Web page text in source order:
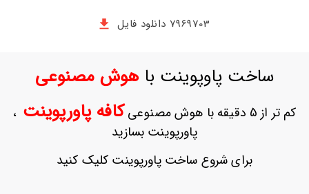
حساب
ثبت
بازیابی
7969703 دانلود فایل
ساخت پاوپوینت باهوش مصنوعی
کم تر از 5 دقیقه با هوش مصنوعی کافه پاورپوینت ،
پاورپوینت بسازید
برای شروع ساخت پاورپوینت کلیک کنید